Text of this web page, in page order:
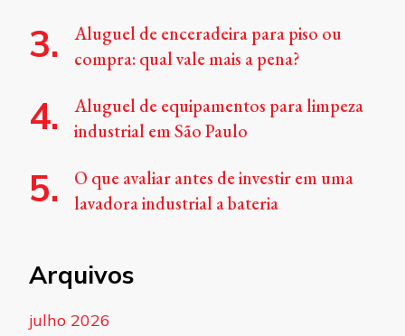
Aluguel de enceradeira para piso ou
compra: qual vale mais a pena?
Aluguel de equipamentos para limpeza
industrial em São Paulo
O que avaliar antes de investir em uma
lavadora industrial a bateria
Arquivos
julho 2026